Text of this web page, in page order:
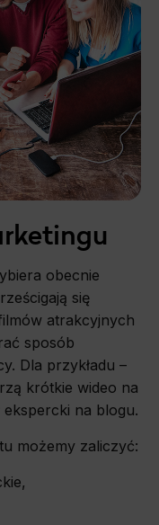
obecnie
się
atrakcyjnych
sposób
Dla przykładu –
krótkie wideo na
na blogu.
możemy zaliczyć: